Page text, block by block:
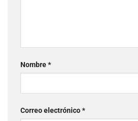
Nombre*
Correo electrónico*